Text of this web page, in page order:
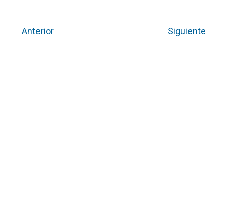
Anterior Siguiente